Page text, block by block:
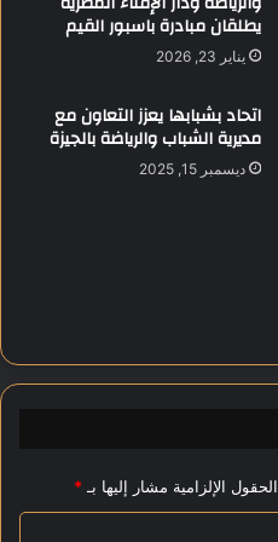
يطلقان مبادرة باسبور القيم
يناير 23, 2026
اتحاد بشبابها يعزز التعاون مع
مديرية الشباب والرياضة بالجيزة
ديسمبر 15, 2025
الحقول الإلزامية مشار إليها بـ *